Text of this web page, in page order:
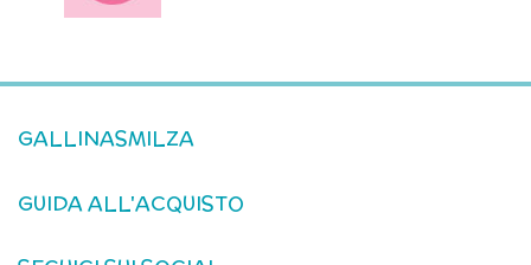
GALLINASMILZA
GUIDA ALL'ACQUISTO